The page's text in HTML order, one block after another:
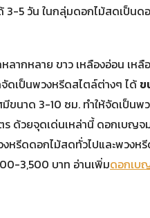
3-5 วัน ในกลุ่มดอกไม้สดเป็นด
ลากหลาย ขาว เหลืองอ่อน เหลื
ดเป็นพวงหรีดสไตล์ต่างๆ ได้ข
ขนาด 3-10 ซม. ทำให้จัดเป็นพ
ร ด้วยจุดเด่นเหล่านี้ ดอกเบญจ
หรีดดอกไม้สดทั่วไปและพวงหรี
3,500 บาท อ่านเพิ่มดอกเบ